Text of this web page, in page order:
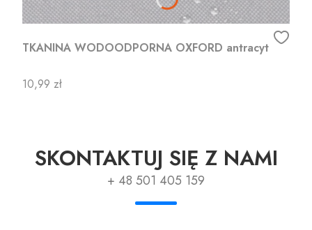
TKANINA WODOODPORNA OXFORD antracyt
Cena
10,99 zł
SKONTAKTUJ SIĘ Z NAMI
+ 48 501 405 159